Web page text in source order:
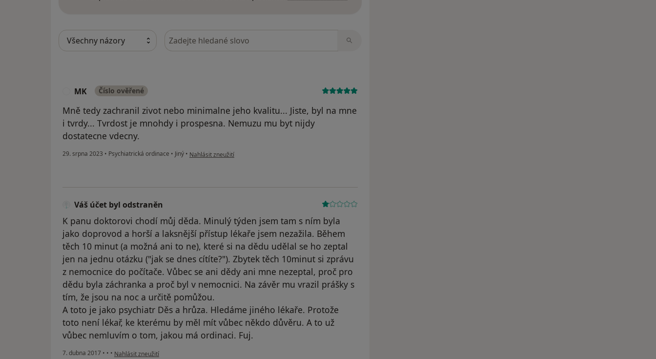
Hledejte v názorech
MK Číslo ověřené
Mně tedy zachranil zivot nebo minimalne jeho kvalitu... Jiste, byl na mne
i tvrdy... Tvrdost je mnohdy i prospesna. Nemuzu mu byt nijdy
dostatecne vdecny.
29. srpna 2023 • Psychiatrická ordinace • Jiný • podle názoru uživatele MK
Nahlásit zneužití
Váš účet byl odstraněn
K panu doktorovi chodí můj děda. Minulý týden jsem tam s ním byla
jako doprovod a horší a laksnější přístup lékaře jsem nezažila. Během
těch 10 minut (a možná ani to ne), které si na dědu udělal se ho zeptal
jen na jednu otázku ("jak se dnes cítíte?"). Zbytek těch 10minut si zprávu
z nemocnice do počítače. Vůbec se ani dědy ani mne nezeptal, proč pro
dědu byla záchranka a proč byl v nemocnici. Na závěr mu vrazil prášky s
tím, že jsou na noc a určitě pomůžou.
A toto je jako psychiatr Děs a hrůza. Hledáme jiného lékaře. Protože
toto není lékař, ke kterému by měl mít vůbec někdo důvěru. A to už
vůbec nemluvím o tom, jakou má ordinaci. Fuj.
7. dubna 2017 • • • podle názoru uživatele Váš účet byl odstraněn
Nahlásit zneužití